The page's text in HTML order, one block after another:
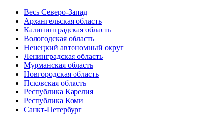
Весь Северо-Запад
Архангельская область
Калининградская область
Вологодская область
Ненецкий автономный округ
Ленинградская область
Мурманская область
Новгородская область
Псковская область
Республика Карелия
Республика Коми
Санкт-Петербург